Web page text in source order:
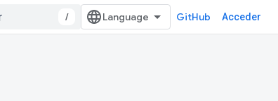
/ GitHub Acceder